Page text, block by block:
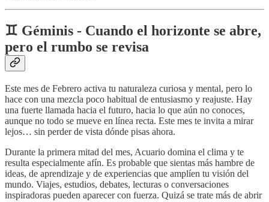
♊️ Géminis - Cuando el horizonte se abre,
pero el rumbo se revisa
Este mes de Febrero activa tu naturaleza curiosa y mental, pero lo
hace con una mezcla poco habitual de entusiasmo y reajuste. Hay
una fuerte llamada hacia el futuro, hacia lo que aún no conoces,
aunque no todo se mueve en línea recta. Este mes te invita a mirar
lejos… sin perder de vista dónde pisas ahora.
Durante la primera mitad del mes, Acuario domina el clima y te
resulta especialmente afín. Es probable que sientas más hambre de
ideas, de aprendizaje y de experiencias que amplíen tu visión del
mundo. Viajes, estudios, debates, lecturas o conversaciones
inspiradoras pueden aparecer con fuerza. Quizá se trate más de abrir